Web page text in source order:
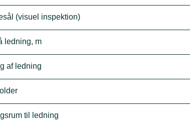
(visuel inspektion)
ledning, m
af ledning
til ledning